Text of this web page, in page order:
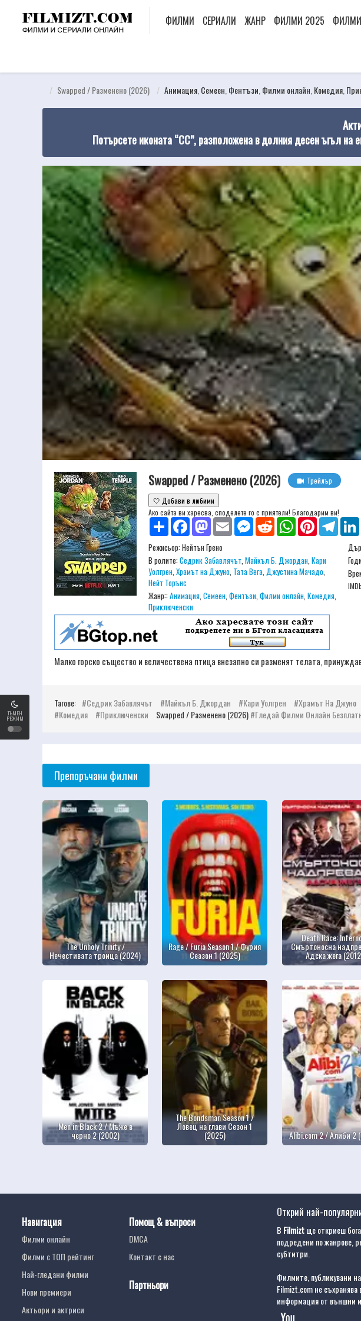
ТЪМЕН
РЕЖИМ
ФИЛМИ СЕРИАЛИ ЖАНР ФИЛМИ 2025
Swapped / Разменено (2026) Анимация Семеен Фентъзи Филми онлайн Комедия
Потърсете иконата “CC”, разположена в долния десен ъгъл на
Swapped / Разменено (2026)
Трейлър
🤍 Добави в любими
Ако сайта ви харесва, споделете го с приятели! Благодарим ви!
Share
FacebookMastodonEmail MessengerReddit WhatsAppPinterest
Режисьор:Нейтън Грено
В ролите:Седрик Забавлячът,Майкъл Б. Джордан,Кари
Уолгрен,Храмът на Джуно, Тата Вега,Джустина Мачадо,
Нейт Торънс
Жанр::Анимация,Семеен,Фентъзи,Филми онлайн,Комедия,
Приключенски
Малко горско същество и величествена птица внезапно си разменят телата,
Тагове: Седрик Забавлячът Майкъл Б. Джордан Кари Уолгрен Храмът На Джуно
Комедия
Приключенски Swapped / Разменено (2026) Гледай Филми Онлайн
Препоръчани филми
The Unholy Trinity /
Нечестивата троица (2024)
Rage / Furia Season 1 / Фурия
Сеазон 1 (2025)
Death Race:
Смъртоносна
Адска жега
Men in Black 2 / Мъже в
черно 2 (2002)
The Bondsman Season 1 /
Ловец на глави Сезон 1
(2025) Alibi.com 2 / Алиби 2
Навигация
Филми онлайн
Филми с ТОП рейтинг
Най-гледани филми
Нови премиери
Актьори и актриси
Помощ & въпроси
DMCA
Контакт с нас
Партньори
Открий най-
В Filmiztще откриеш
подредени по жанрове,
субтитри.
Филмите, публикувани
Filmizt.com не
информация от външни